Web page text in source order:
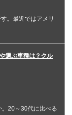
。最近ではアメリ
選ぶ車種は？クル
20～30代に比べる